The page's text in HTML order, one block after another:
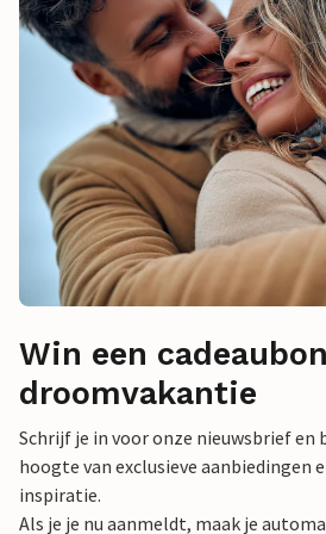
Win een
droomvakantie
Schrijf je in voor onze nieuwsbrief en
hoogte van exclusieve aanbiedingen
inspiratie.
Als je je nu aanmeldt, maak je